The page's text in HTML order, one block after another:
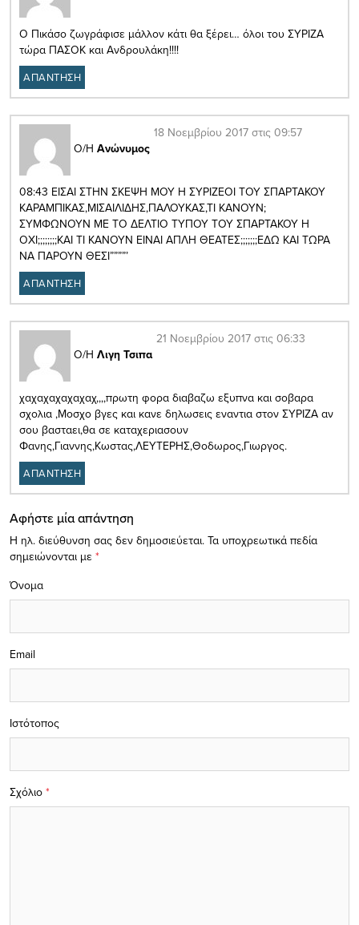
Ο Πικάσο ζωγράφισε μάλλον κάτι θα ξέρει… όλοι του ΣΥΡΙΖΑ
τώρα ΠΑΣΟΚ και Ανδρουλάκη!!!!
ΑΠΑΝΤΗΣΗ
Ο/Η Ανώνυμος
18 Νοεμβρίου 2017 στις 09:57
08:43 ΕΙΣΑΙ ΣΤΗΝ ΣΚΕΨΗ ΜΟΥ Η ΣΥΡΙΖΕΟΙ ΤΟΥ ΣΠΑΡΤΑΚΟΥ
ΚΑΡΑΜΠΙΚΑΣ,ΜΙΣΑΙΛΙΔΗΣ,ΠΑΛΟΥΚΑΣ,ΤΙ ΚΑΝΟΥΝ;
ΣΥΜΦΩΝΟΥΝ ΜΕ ΤΟ ΔΕΛΤΙΟ ΤΥΠΟΥ ΤΟΥ ΣΠΑΡΤΑΚΟΥ Η
ΟΧΙ;;;;;;;;ΚΑΙ ΤΙ ΚΑΝΟΥΝ ΕΙΝΑΙ ΑΠΛΗ ΘΕΑΤΕΣ;;;;;;;ΕΔΩ ΚΑΙ ΤΩΡΑ
ΝΑ ΠΑΡΟΥΝ ΘΕΣΙ””””’
ΑΠΑΝΤΗΣΗ
Ο/Η Λιγη Τσιπα
21 Νοεμβρίου 2017 στις 06:33
χαχαχαχαχαχαχ,,,,πρωτη φορα διαβαζω εξυπνα και σοβαρα
σχολια ,Μοσχο βγες και κανε δηλωσεις εναντια στον ΣΥΡΙΖΑ αν
σου βασταει,θα σε καταχεριασουν
Φανης,Γιαννης,Κωστας,ΛΕΥΤΕΡΗΣ,Θοδωρος,Γιωργος.
ΑΠΑΝΤΗΣΗ
Αφήστε μία απάντηση
Η ηλ. διεύθυνση σας δεν δημοσιεύεται. Τα υποχρεωτικά πεδία
σημειώνονται με *
Σχόλιο *
Όνομα
Email
Ιστότοπος